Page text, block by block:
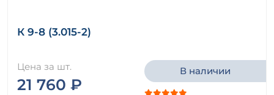
К 9-8 (3.015-2)
Цена за шт.
21 760 ₽
В наличии